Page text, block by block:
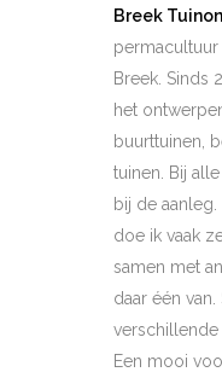
Breek
Breek. Sinds
het
buurttuinen,
tuinen. Bij
bij de
doe ik vaak
samen met
daar één
verschillende
Een mooi